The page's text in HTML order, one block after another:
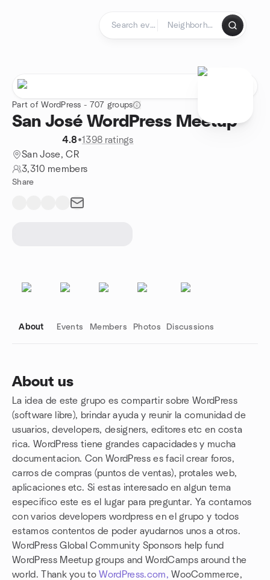
Part of WordPress - 707 groups
San José WordPress Meetup
4.8•1398 ratings
San Jose, CR
3,310 members
Share
About Events Members Photos Discussions
About us
La idea de este grupo es compartir sobre WordPress
(software libre), brindar ayuda y reunir la comunidad de
usuarios, developers, designers, editores etc en costa
rica. WordPress tiene grandes capacidades y mucha
documentacion. Con WordPress es facil crear foros,
carros de compras (puntos de ventas), protales web,
aplicaciones etc. Si estas interesado en algun tema
especifico este es el lugar para preguntar. Ya contamos
con varios developers wordpress en el grupo y todos
estamos contentos de poder ayudarnos unos a otros.
WordPress Global Community Sponsors help fund
WordPress Meetup groups and WordCamps around the
world. Thank you toWordPress.com, WooCommerce,
Group links